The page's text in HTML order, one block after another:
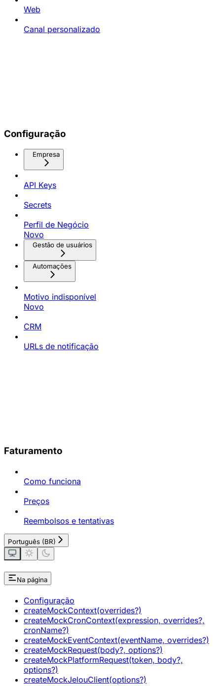
Web
Canal personalizado
Configuração
Empresa
API Keys
Secrets
Perfil de Negócio
Novo
Gestão de usuários
Automações
Motivo indisponível
Novo
CRM
URLs de notificação
Faturamento
Como funciona
Preços
Reembolsos e tentativas
Português (BR)
Na página
Configuração
createMockContext(overrides?)
createMockCronContext(expression, overrides?,
cronName?)
createMockEventContext(eventName, overrides?)
createMockRequest(body?, options?)
createMockPlatformRequest(token, body?,
options?)
createMockJelouClient(options?)